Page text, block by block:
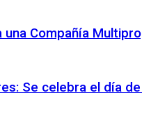
una Compañía
Se celebra el día